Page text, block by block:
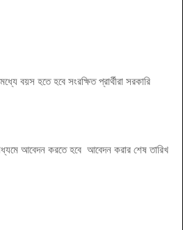
বয়স হতে হবে সংরক্ষিত প্রার্থীরা সরকারি
আবেদন করতে হবে আবেদন করার শেষ তারিখ